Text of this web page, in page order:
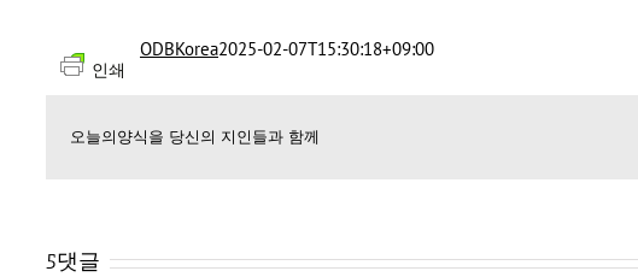
인쇄
ODBKorea2025-02-07T15:30:18+09:00
오늘의양식을 당신의 지인들과 함께
5댓글